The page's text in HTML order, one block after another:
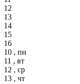
12
13
14
15
16
10 , пн
11 , вт
12 , ср
13 , чт